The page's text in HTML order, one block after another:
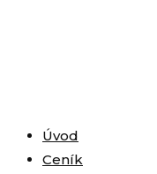
Úvod
Ceník